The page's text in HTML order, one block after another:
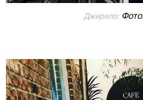
Джерело: